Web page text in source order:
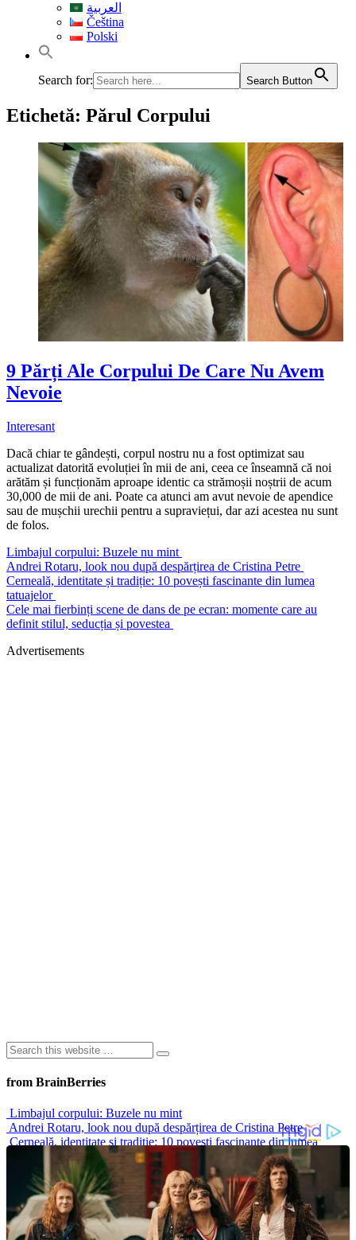
العربية
Čeština
Polski
Search for: Search Button
Etichetă: Părul Corpului
9 Părți Ale Corpului De Care Nu Avem
Nevoie
Interesant
Dacă chiar te gândești, corpul nostru nu a fost optimizat sau
actualizat datorită evoluției în mii de ani, ceea ce înseamnă că noi
arătăm și funcționăm aproape identic ca strămoșii noștrii de acum
30,000 de mii de ani. Poate ca atunci am avut nevoie de apendice
sau de mușchii urechii pentru a supraviețui, dar azi acestea nu sunt
de folos.
Limbajul corpului: Buzele nu mint
Andrei Rotaru, look nou după despărțirea de Cristina Petre
Cerneală, identitate și tradiție: 10 povești fascinante din lumea
tatuajelor
Cele mai fierbinți scene de dans de pe ecran: momente care au
definit stilul, seducția și povestea
Advertisements
from BrainBerries
Limbajul corpului: Buzele nu mint
Andrei Rotaru, look nou după despărțirea de Cristina Petre
Cerneală, identitate și tradiție: 10 povești fascinante din lumea
Cele mai fierbinți scene de dans de pe ecran: momente care au
definit stilul, seducția și povestea
Nicușor Dan: cum a ajuns una dintre cele mai discutate figuri
politice